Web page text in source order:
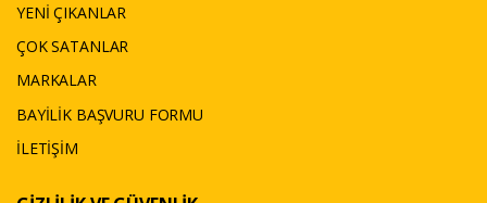
YENİ ÇIKANLAR
ÇOK SATANLAR
MARKALAR
BAYİLİK BAŞVURU FORMU
İLETİŞİM